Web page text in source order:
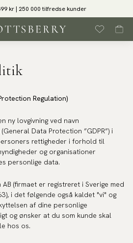
kr | 250 000 tilfredse kunder
Regulation)
ny lovgivning ved navn
Data Protection ”GDPR”) i
rettigheder i forhold til
og organisationer
personlige data.
(firmaet er registreret i Sverige med
i det følgende også kaldet "vi" og
af dine personlige
og ønsker at du som kunde skal
hos os.